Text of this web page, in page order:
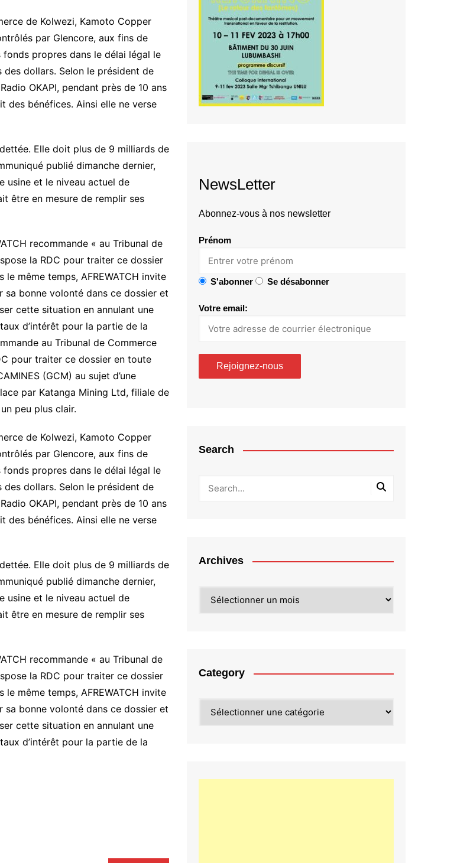
de Kolwezi, Kamoto Copper
par Glencore, aux fins de
propres dans le délai légal le
dollars. Selon le président de
OKAPI, pendant près de 10 ans
des bénéfices. Ainsi elle ne verse
Elle doit plus de 9 milliards de
publié dimanche dernier,
usine et le niveau actuel de
être en mesure de remplir ses
recommande « au Tribunal de
la RDC pour traiter ce dossier
même temps, AFREWATCH invite
sa bonne volonté dans ce dossier et
cette situation en annulant une
d’intérêt pour la partie de la
au Tribunal de Commerce
pour traiter ce dossier en toute
(GCM) au sujet d’une
par Katanga Mining Ltd, filiale de
peu plus clair.
de Kolwezi, Kamoto Copper
par Glencore, aux fins de
propres dans le délai légal le
dollars. Selon le président de
OKAPI, pendant près de 10 ans
des bénéfices. Ainsi elle ne verse
Elle doit plus de 9 milliards de
publié dimanche dernier,
usine et le niveau actuel de
être en mesure de remplir ses
recommande « au Tribunal de
la RDC pour traiter ce dossier
même temps, AFREWATCH invite
sa bonne volonté dans ce dossier et
cette situation en annulant une
d’intérêt pour la partie de la
NewsLetter
Abonnez-vous à nos newsletter
Prénom
S'abonner Se désabonner
Votre email:
Search
Archives
Category